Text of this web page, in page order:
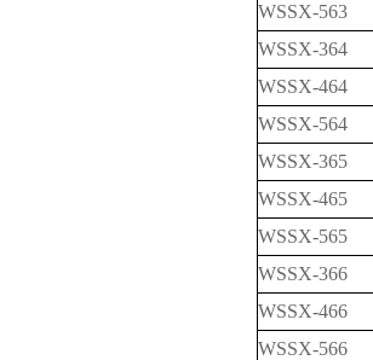
WSSX-563
WSSX-364
WSSX-464
WSSX-564
WSSX-365
WSSX-465
WSSX-565
WSSX-366
WSSX-466
WSSX-566